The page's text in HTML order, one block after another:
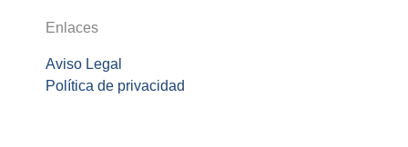
Enlaces
Aviso Legal
Política de privacidad